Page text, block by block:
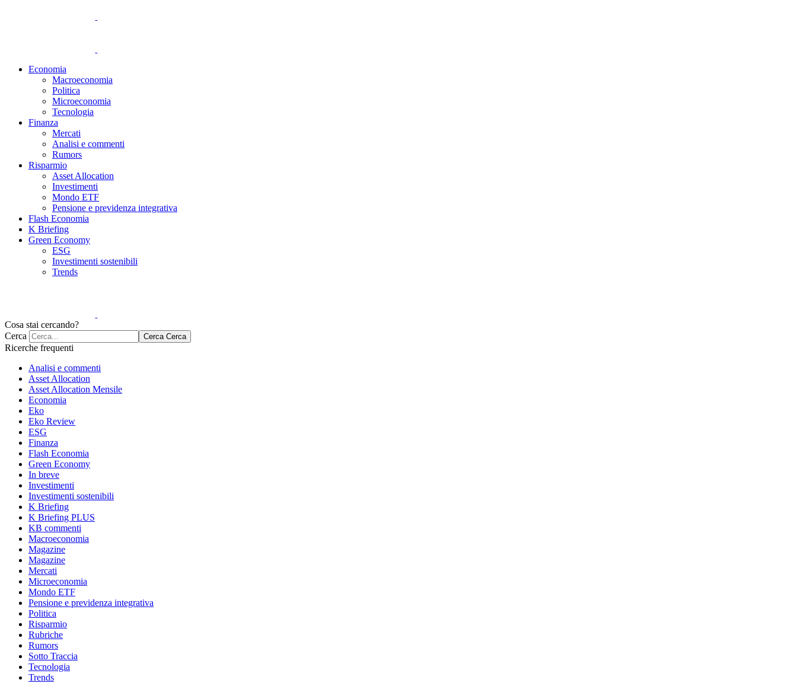
Economia
Macroeconomia
Politica
Microeconomia
Tecnologia
Finanza
Mercati
Analisi e commenti
Rumors
Risparmio
Asset Allocation
Investimenti
Mondo ETF
Pensione e previdenza integrativa
Flash Economia
K Briefing
Green Economy
ESG
Investimenti sostenibili
Trends
Cosa stai cercando?
Cerca
Cerca Cerca
Ricerche frequenti
Analisi e commenti
Asset Allocation
Asset Allocation Mensile
Economia
Eko
Eko Review
ESG
Finanza
Flash Economia
Green Economy
In breve
Investimenti
Investimenti sostenibili
K Briefing
K Briefing PLUS
KB commenti
Macroeconomia
Magazine
Magazine
Mercati
Microeconomia
Mondo ETF
Pensione e previdenza integrativa
Politica
Risparmio
Rubriche
Rumors
Sotto Traccia
Tecnologia
Trends